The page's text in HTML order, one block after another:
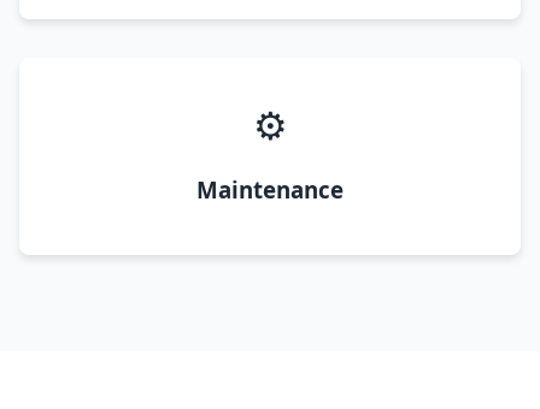
⚙️
Maintenance